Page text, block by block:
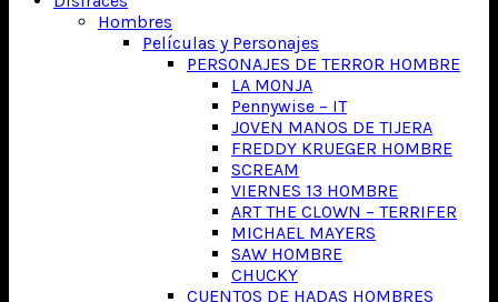
Hombres
Películas y Personajes
PERSONAJES DE TERROR HOMBRE
LA MONJA
Pennywise – IT
JOVEN MANOS DE TIJERA
FREDDY KRUEGER HOMBRE
SCREAM
VIERNES 13 HOMBRE
ART THE CLOWN – TERRIFER
MICHAEL MAYERS
SAW HOMBRE
CHUCKY
CUENTOS DE HADAS HOMBRES